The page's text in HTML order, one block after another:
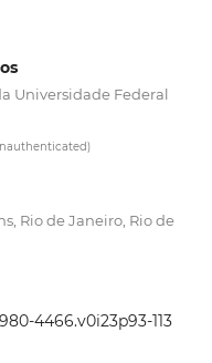
Universidade Federal
Rio de Janeiro, Rio de
4466.v0i23p93-113